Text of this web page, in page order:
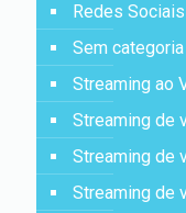
Redes Sociais
Sem categoria
Streaming ao
Streaming de
Streaming de
Streaming de